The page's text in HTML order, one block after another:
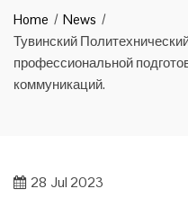
Home
News
Тувинский
профессиональной
коммуникаций.
28 Jul 2023